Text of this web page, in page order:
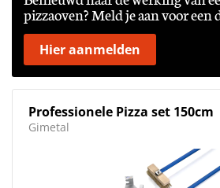
pizzaoven? Meld je aan voor een
Hier aanmelden
Professionele Pizza set 150cm
Gimetal